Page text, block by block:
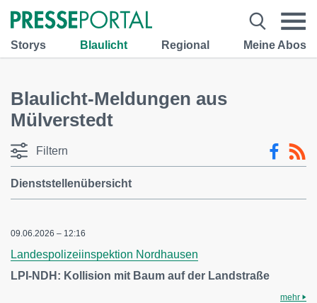
Storys Blaulicht Regional Meine Abos
Blaulicht-Meldungen aus
Mülverstedt
Filtern
Dienststellenübersicht
09.06.2026 – 12:16
Landespolizeiinspektion Nordhausen
LPI-NDH: Kollision mit Baum auf der Landstraße
mehr